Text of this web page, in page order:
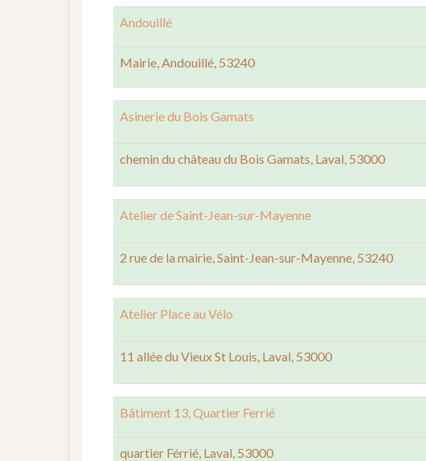
Andouillé
Mairie, Andouillé, 53240
Asinerie du Bois Gamats
chemin du château du Bois Gamats, Laval, 53000
Atelier de Saint-Jean-sur-Mayenne
2 rue de la mairie, Saint-Jean-sur-Mayenne, 53240
Atelier Place au Vélo
11 allée du Vieux St Louis, Laval, 53000
Bâtiment 13, Quartier Ferrié
quartier Férrié, Laval, 53000